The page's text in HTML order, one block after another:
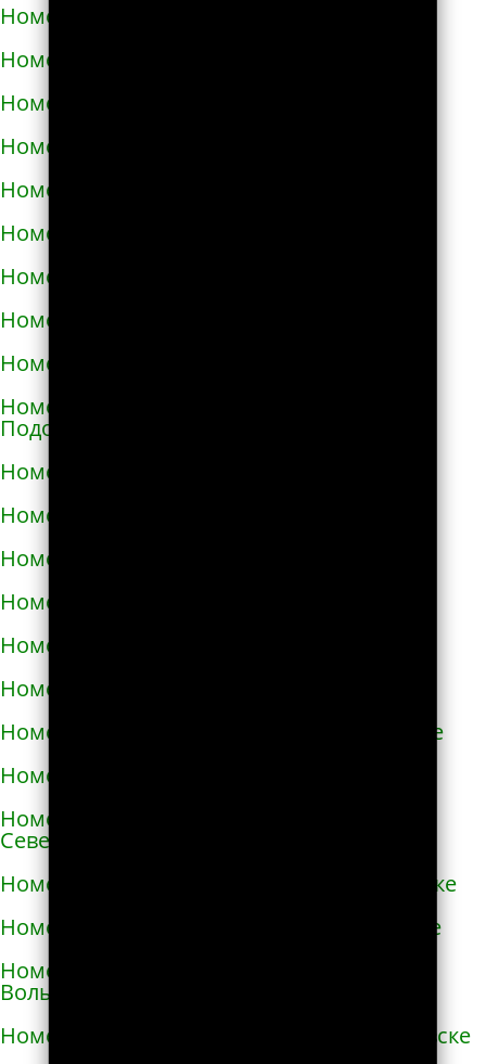
Номера телефонов такси во Львове
Номера телефонов такси в Люботине
Номера телефонов такси в Малой Виске
Номера телефонов такси в Малине
Номера телефонов такси в Марганце
Номера телефонов такси в Мелитополе
Номера телефонов такси в Мене
Номера телефонов такси в Миргороде
Номера телефонов такси в Мироновке
Номера телефонов такси в Могилёве-
Подольском
Номера телефонов такси в Мукачево
Номера телефонов такси в Надворной
Номера телефонов такси в Нежине
Номера телефонов такси в Немирове
Номера телефонов такси в Нетешине
Номера телефонов такси в Никополе
Номера телефонов такси в Новой Каховке
Номера телефонов такси в Новой Одессе
Номера телефонов такси в Новгороде-
Северском
Номера телефонов такси в Новоалексеевке
Номера телефонов такси в Нововолынске
Номера телефонов такси в Новограде-
Волынском
Номера телефонов такси в Новоднестровске